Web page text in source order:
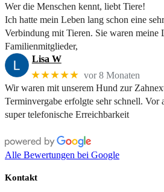
Wer die Menschen kennt, liebt Tiere!
Ich hatte mein Leben lang schon eine
Verbindung mit Tieren. Sie waren meine
Familienmitglieder,
Lisa W
★★★★★ vor 8 Monaten
Wir waren mit unserem Hund zur
Terminvergabe erfolgte sehr schnell. Vor
super telefonische Erreichbarkeit
Alle Bewertungen bei Google
Kontakt